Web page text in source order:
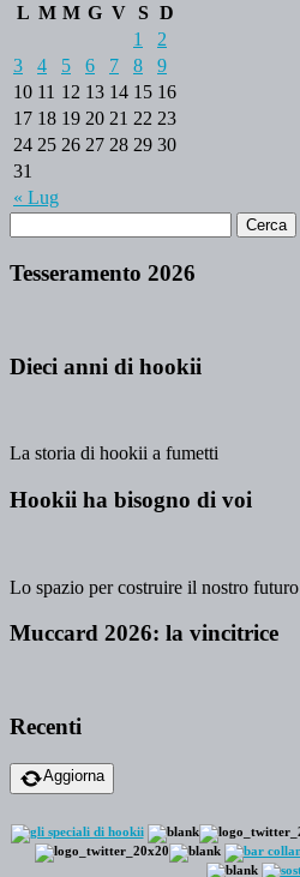
L M M G V S D
« Lug
1
2
3
4 5 6 7 8
9
10 11 12 13 14 15 16
17 18 19 20 21 22 23
24 25 26 27 28 29 30
31
Tesseramento 2026
Dieci anni di hookii
La storia di hookii a fumetti
Hookii ha bisogno di voi
Lo spazio per costruire il nostro futuro
Muccard 2026: la vincitrice
Recenti
Aggiorna